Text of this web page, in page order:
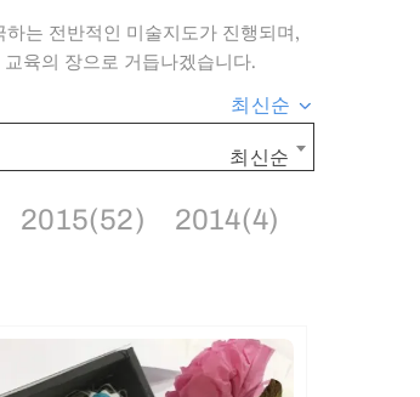
는 전반적인 미술지도가 진행되며,
육의 장으로 거듭나겠습니다.
최신순
최신순
2015(52)
2014(4)